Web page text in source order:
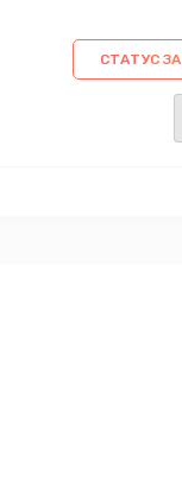
СТАТУС